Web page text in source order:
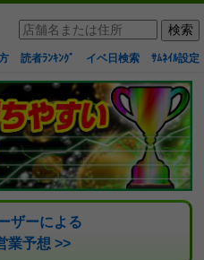
読者ﾗﾝｷﾝｸﾞ イベ日検索 ｻﾑﾈｲﾙ設定
ザーによる
業予想 >>